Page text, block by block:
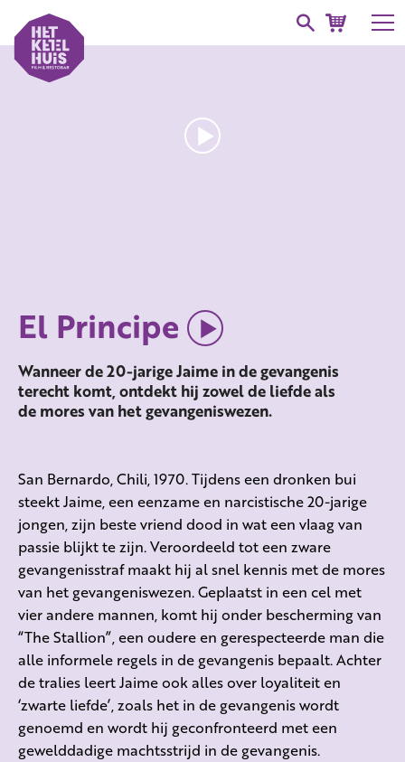
El Principe
Wanneer de 20-jarige Jaime in de gevangenis
terecht komt, ontdekt hij zowel de liefde als
de mores van het gevangeniswezen.
San Bernardo, Chili, 1970. Tijdens een dronken bui
steekt Jaime, een eenzame en narcistische 20-jarige
jongen, zijn beste vriend dood in wat een vlaag van
passie blijkt te zijn. Veroordeeld tot een zware
gevangenisstraf maakt hij al snel kennis met de mores
van het gevangeniswezen. Geplaatst in een cel met
vier andere mannen, komt hij onder bescherming van
“The Stallion”, een oudere en gerespecteerde man die
alle informele regels in de gevangenis bepaalt. Achter
de tralies leert Jaime ook alles over loyaliteit en
‘zwarte liefde’, zoals het in de gevangenis wordt
genoemd en wordt hij geconfronteerd met een
gewelddadige machtsstrijd in de gevangenis.